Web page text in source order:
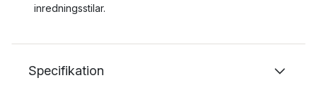
inredningsstilar.
Specifikation